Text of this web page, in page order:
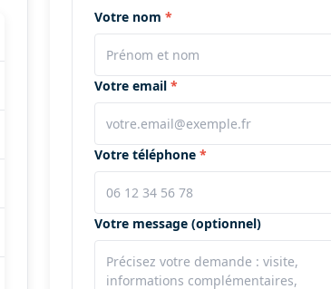
Votre nom
Votre email
Votre téléphone
Votre message (optionnel)